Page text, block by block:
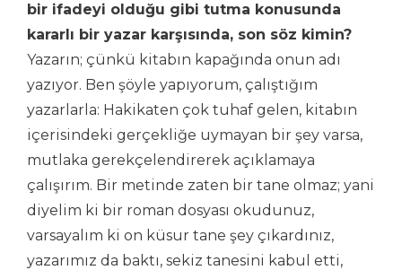
bir ifadeyi olduğu gibi tutma konusunda
kararlı bir yazar karşısında, son söz kimin?
Yazarın; çünkü kitabın kapağında onun adı
yazıyor. Ben şöyle yapıyorum, çalıştığım
yazarlarla: Hakikaten çok tuhaf gelen, kitabın
içerisindeki gerçekliğe uymayan bir şey varsa,
mutlaka gerekçelendirerek açıklamaya
çalışırım. Bir metinde zaten bir tane olmaz; yani
diyelim ki bir roman dosyası okudunuz,
varsayalım ki on küsur tane şey çıkardınız,
yazarımız da baktı, sekiz tanesini kabul etti,